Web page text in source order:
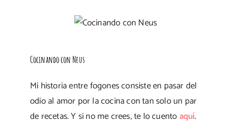
Cocinando con Neus
Mi historia entre fogones consiste en pasar del
odio al amor por la cocina con tan solo un par
de recetas. Y si no me crees, te lo cuentoaquí.